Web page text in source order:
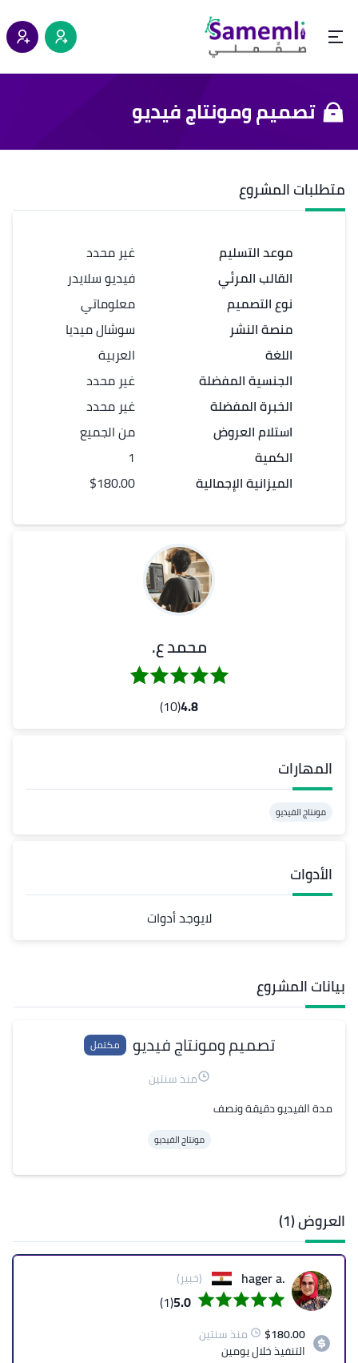
تصميم ومونتاج فيديو
متطلبات المشروع
موعد التسليم
القالب المرئي
نوع التصميم
منصة النشر
اللغة
الجنسية المفضلة
الخبرة المفضلة
استلام العروض
الكمية
الميزانية الإجمالية
غير محدد
فيديو سلايدر
معلوماتي
سوشال ميديا
العربية
غير محدد
غير محدد
من الجميع
1
$180.00
محمد ع.
4.8
(10)
المهارات
مونتاج الفيديو
الأدوات
لايوجد أدوات
بيانات المشروع
تصميم ومونتاج فيديو مكتمل
منذ سنتين
مدة الفيديو دقيقة ونصف
مونتاج الفيديو
العروض (1)
.hager a (خبير)
5.0
(1)
$180.00
منذ سنتين
التنفيذخلال يومين